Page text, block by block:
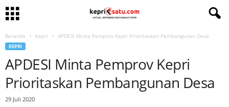
Beranda Kepri APDESI Minta Pemprov Kepri Prioritaskan Pembangunan Desa
KEPRI
APDESI Minta Pemprov Kepri
Prioritaskan Pembangunan Desa
29 Juli 2020